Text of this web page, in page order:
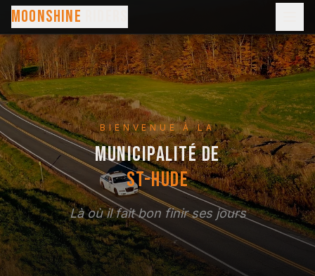
MOONSHINE
BIENVENUE À LA
MUNICIPALITÉ DE
ST-HUDE
Là où il fait bon finir ses jours